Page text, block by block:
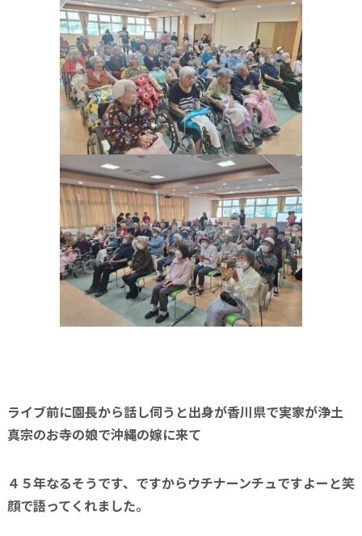
ライブ前に園長から話し伺うと出身が香川県で実家が浄土
真宗のお寺の娘で沖縄の嫁に来て
４５年なるそうです、ですからウチナーンチュですよーと笑
顔で語ってくれました。